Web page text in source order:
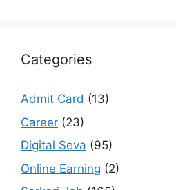
Categories
Admit Card (13)
Career (23)
Digital Seva (95)
Online Earning (2)